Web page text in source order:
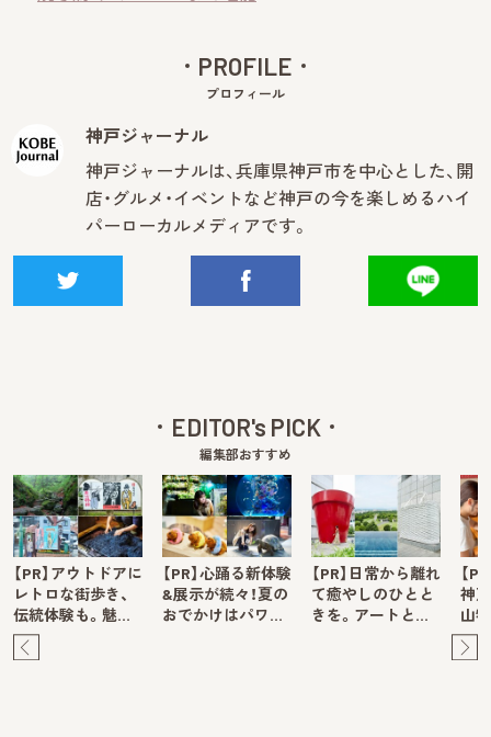
PROFILE
プロフィール
神戸ジャーナル
神戸ジャーナルは、兵庫県神戸市を中心とした、開
店・グルメ・イベントなど神戸の今を楽しめるハイ
パーローカルメディアです。
EDITOR's PICK
編集部おすすめ
【PR】アウトドアに
レトロな街歩き、
伝統体験も。魅…
【PR】心踊る新体験
&展示が続々！夏の
おでかけはパワ…
【PR】日常から離れ
て癒やしのひとと
きを。アートと…
【
神
山